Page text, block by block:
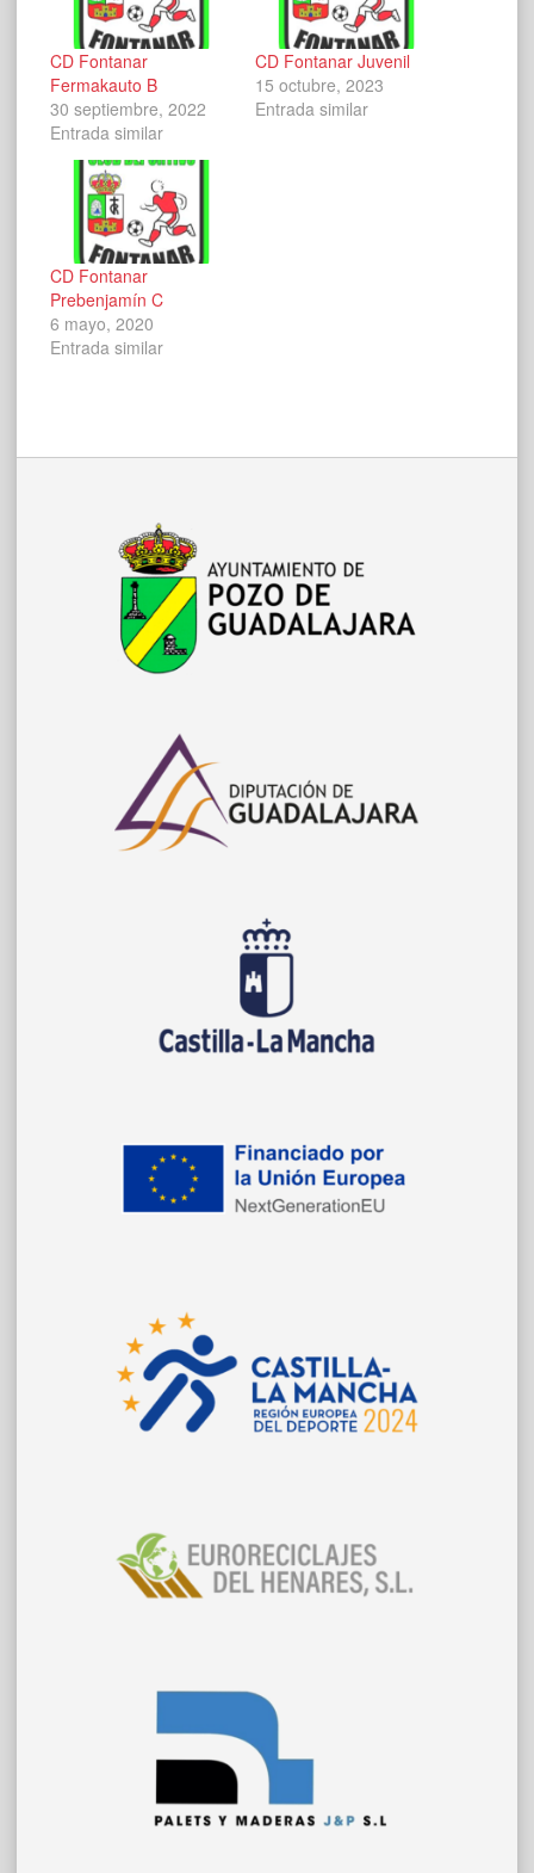
CD Fontanar
Fermakauto B
30 septiembre, 2022
Entrada similar
CD Fontanar Juvenil
15 octubre, 2023
Entrada similar
CD Fontanar
Prebenjamín C
6 mayo, 2020
Entrada similar